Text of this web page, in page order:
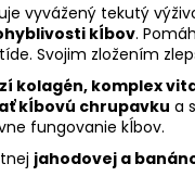
vyvážený tekutý
kĺbov.
Svojim zložením
kolagén, komplex
kĺbovú chrupavku a
fungovanie kĺbov.
jahodovej a